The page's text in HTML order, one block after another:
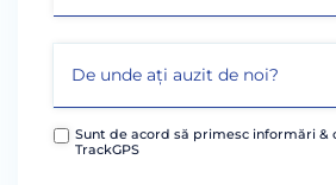
Sunt de acord să primesc informări &
TrackGPS